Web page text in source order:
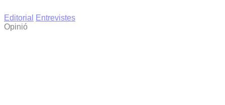
Editorial
Entrevistes
Opinió